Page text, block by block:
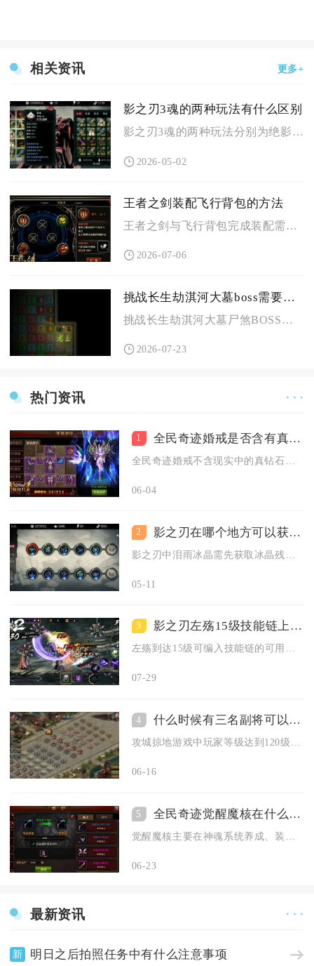
相关资讯 更多+
影之刃3魂的两种玩法有什么区别
影之刃3魂的两种玩法分别为绝影与炽刃，核心区别在于战斗场景、...
2026-05-02
王者之剑装配飞行背包的方法
王者之剑与飞行背包完成装配需要依托预设物理连接桩位完成适配固...
2026-07-06
挑战长生劫淇河大墓boss需要什么策略
挑战长生劫淇河大墓尸煞BOSS，核心策略优先通过地图剧情机制...
2026-07-23
热门资讯 · · ·
1 全民奇迹婚戒是否含有真钻石
06-04
2 影之刃在哪个地方可以获取到泪雨冰晶
05-11
3 影之刃左殇15级技能链上有哪些技能可以使用
左殇到达15级可编入技能链的可用技能包含升龙、连环腿、光龙突...
07-29
4 什么时候有三名副将可以加入攻城掠地
06-16
5 全民奇迹觉醒魔核在什么地方有效使用
06-23
最新资讯 · · ·
新 明日之后拍照任务中有什么注意事项